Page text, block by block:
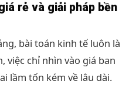
rẻ và giải pháp bền
bài toán kinh tế luôn là
việc chỉ nhìn vào giá ban
lầm tốn kém về lâu dài.